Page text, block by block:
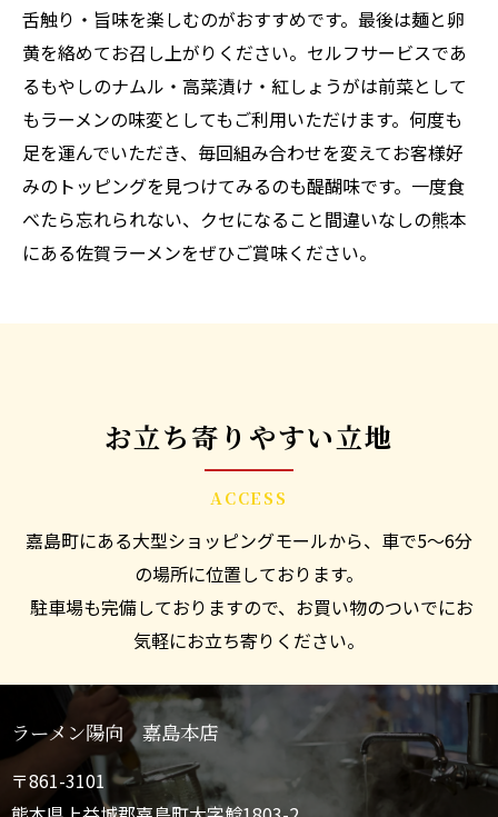
舌触り・旨味を楽しむのがおすすめです。最後は麺と卵
黄を絡めてお召し上がりください。セルフサービスであ
るもやしのナムル・高菜漬け・紅しょうがは前菜として
もラーメンの味変としてもご利用いただけます。何度も
足を運んでいただき、毎回組み合わせを変えてお客様好
みのトッピングを見つけてみるのも醍醐味です。一度食
べたら忘れられない、クセになること間違いなしの熊本
にある佐賀ラーメンをぜひご賞味ください。
ACCESS
お立ち寄りやすい立地
嘉島町にある大型ショッピングモールから、車で5～6分
の場所に位置しております。
駐車場も完備しておりますので、お買い物のついでにお
気軽にお立ち寄りください。
ラーメン陽向 嘉島本店
〒861-3101